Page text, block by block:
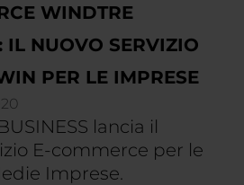
WINDTRE
IL NUOVO SERVIZIO
PER LE IMPRESE
lancia il
E-commerce per le
Imprese.